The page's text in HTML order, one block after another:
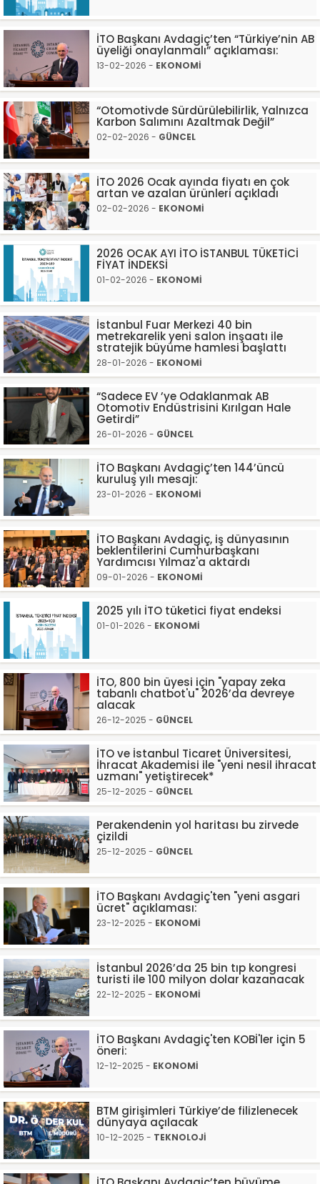
İTO Başkanı Avdagiç’ten “Türkiye’nin AB
üyeliği onaylanmalı” açıklaması:
13-02-2026 - EKONOMİ
“Otomotivde Sürdürülebilirlik, Yalnızca
Karbon Salımını Azaltmak Değil”
02-02-2026 - GÜNCEL
İTO 2026 Ocak ayında fiyatı en çok
artan ve azalan ürünleri açıkladı
02-02-2026 - EKONOMİ
2026 OCAK AYI İTO İSTANBUL TÜKETİCİ
FİYAT İNDEKSİ
01-02-2026 - EKONOMİ
İstanbul Fuar Merkezi 40 bin
metrekarelik yeni salon inşaatı ile
stratejik büyüme hamlesi başlattı
28-01-2026 - EKONOMİ
“Sadece EV ’ye Odaklanmak AB
Otomotiv Endüstrisini Kırılgan Hale
Getirdi”
26-01-2026 - GÜNCEL
İTO Başkanı Avdagiç’ten 144’üncü
kuruluş yılı mesajı:
23-01-2026 - EKONOMİ
İTO Başkanı Avdagiç, iş dünyasının
beklentilerini Cumhurbaşkanı
Yardımcısı Yılmaz'a aktardı
09-01-2026 - EKONOMİ
2025 yılı İTO tüketici fiyat endeksi
01-01-2026 - EKONOMİ
İTO, 800 bin üyesi için "yapay zeka
tabanlı chatbot'u" 2026’da devreye
alacak
26-12-2025 - GÜNCEL
İTO ve İstanbul Ticaret Üniversitesi,
İhracat Akademisi ile "yeni nesil ihracat
uzmanı" yetiştirecek*
25-12-2025 - GÜNCEL
Perakendenin yol haritası bu zirvede
çizildi
25-12-2025 - GÜNCEL
İTO Başkanı Avdagiç'ten "yeni asgari
ücret" açıklaması:
23-12-2025 - EKONOMİ
İstanbul 2026’da 25 bin tıp kongresi
turisti ile 100 milyon dolar kazanacak
22-12-2025 - EKONOMİ
İTO Başkanı Avdagiç'ten KOBİ'ler için 5
öneri:
12-12-2025 - EKONOMİ
BTM girişimleri Türkiye’de filizlenecek
dünyaya açılacak
10-12-2025 - TEKNOLOJİ